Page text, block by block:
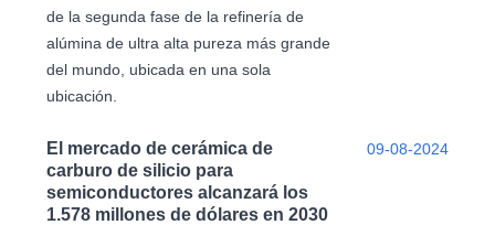
de la segunda fase de la refinería de
alúmina de ultra alta pureza más grande
del mundo, ubicada en una sola
ubicación.
El mercado de cerámica de
carburo de silicio para
semiconductores alcanzará los
1.578 millones de dólares en 2030
09-08-2024